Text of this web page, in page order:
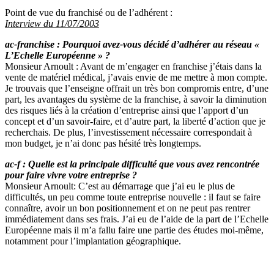
Point de vue du franchisé ou de l’adhérent :
Interview du 11/07/2003
ac-franchise : Pourquoi avez-vous décidé d’adhérer au réseau «
L’Echelle Européenne » ?
Monsieur Arnoult : Avant de m’engager en franchise j’étais dans la
vente de matériel médical, j’avais envie de me mettre à mon compte.
Je trouvais que l’enseigne offrait un très bon compromis entre, d’une
part, les avantages du système de la franchise, à savoir la diminution
des risques liés à la création d’entreprise ainsi que l’apport d’un
concept et d’un savoir-faire, et d’autre part, la liberté d’action que je
recherchais. De plus, l’investissement nécessaire correspondait à
mon budget, je n’ai donc pas hésité très longtemps.
ac-f : Quelle est la principale difficulté que vous avez rencontrée
pour faire vivre votre entreprise ?
Monsieur Arnoult: C’est au démarrage que j’ai eu le plus de
difficultés, un peu comme toute entreprise nouvelle : il faut se faire
connaître, avoir un bon positionnement et on ne peut pas rentrer
immédiatement dans ses frais. J’ai eu de l’aide de la part de l’Echelle
Européenne mais il m’a fallu faire une partie des études moi-même,
notamment pour l’implantation géographique.